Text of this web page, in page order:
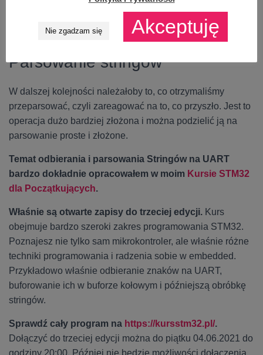
Działa jak należy!
Parsowanie stringów
W dalszej kolejności należałoby to, co otrzymaliśmy
przeparsować, czyli zareagować na to, co przyszło. Jest to
operacja dużo bardziej złożona i można podzielić ją na
parsowanie proste i złożone.
Temat odbierania i parsowania Stringów na UART
bardzo dokładnie opracowałem w moim Kursie STM32
dla Początkujących.
Właśnie są otwarte zapisy do trzeciej edycji. Kurs
obejmuje bardzo szeroki zakres programowania STM32.
Poznajesz nie tylko sam mikrokontroler, ale właśnie różne
techniki programowania i radzenia sobie w embedded.
Przykładowo właśnie odbieranie znaków na UART,
buforowanie ich w buforze kołowym i późniejszą obróbkę
stringów.
Sprawdź cały program na https://kursstm32.pl/.
Dołączyć do trzeciej edycji można do piątku 04.06.2021 do
godziny 20:00. Później nie będzie możliwości dołączenia
Nie zgadzam się Akceptuję